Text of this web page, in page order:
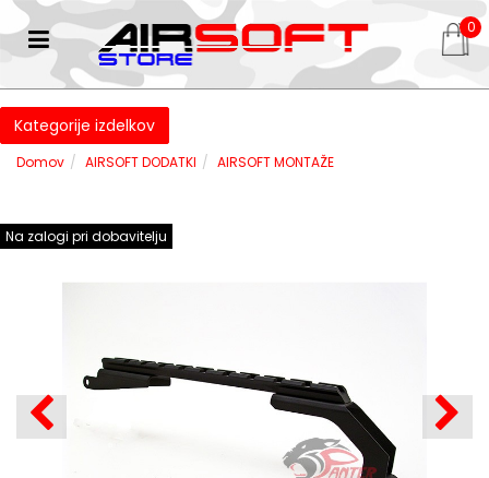
0
Kategorije izdelkov
Domov AIRSOFT DODATKI AIRSOFT MONTAŽE
Na zalogi pri dobavitelju